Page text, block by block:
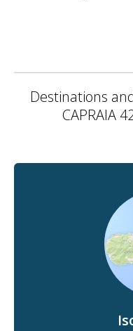
Destinations
CAPRAIA